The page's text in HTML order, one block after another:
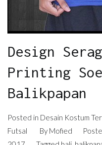
Design
Printing
Balikpapan
Posted in Desain Kostum
Futsal
By Mofied